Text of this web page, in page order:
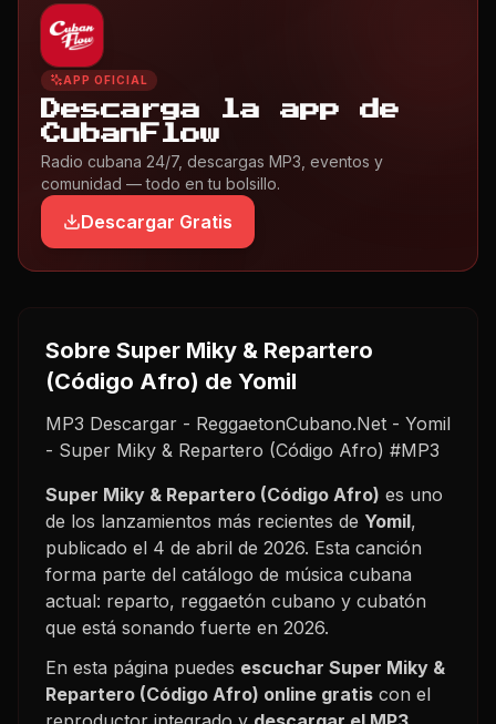
APP OFICIAL
Descarga la app de
CubanFlow
Radio cubana 24/7, descargas MP3, eventos y
comunidad — todo en tu bolsillo.
Descargar Gratis
Sobre Super Miky & Repartero
(Código Afro) de Yomil
MP3 Descargar - ReggaetonCubano.Net - Yomil
- Super Miky & Repartero (Código Afro) #MP3
Super Miky & Repartero (Código Afro) es uno
de los lanzamientos más recientes de Yomil,
publicado el 4 de abril de 2026. Esta canción
forma parte del catálogo de música cubana
actual: reparto, reggaetón cubano y cubatón
que está sonando fuerte en 2026.
En esta página puedes escuchar Super Miky &
Repartero (Código Afro) online gratis con el